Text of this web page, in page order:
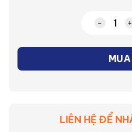
Máy
LIÊN HỆ ĐỂ